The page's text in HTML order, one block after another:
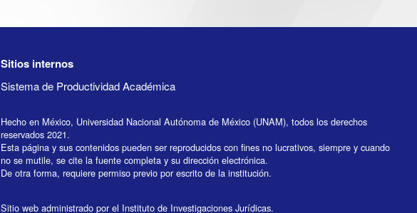
Sitios internos
Sistema de Productividad Académica
Hecho en México, Universidad Nacional Autónoma de México (UNAM), todos los derechos
reservados 2021.
Esta página y sus contenidos pueden ser reproducidos con fines no lucrativos, siempre y cuando
no se mutile, se cite la fuente completa y su dirección electrónica.
De otra forma, requiere permiso previo por escrito de la institución.
Sitio web administrado por el Instituto de Investigaciones Jurídicas.